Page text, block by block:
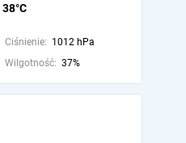
38°C
Ciśnienie: 1012 hPa
Wilgotność: 37%